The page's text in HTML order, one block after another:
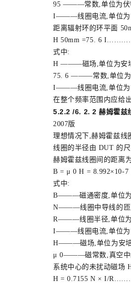
95 ———常数,单位为伏特
I———线圈电流,单位为
距离辐射环的环平面
H 50mm =75. 6
式中:
H ———磁场,单位为安培
75. 6 ———常数,单位为
I———线圈电流,单位为
在整个频率范围内应给出
5.2.2 /6. 2. 2 赫姆霍兹
2007版
理想情况下,赫姆霍兹线圈
线圈的半径由 DUT 的尺寸
赫姆霍兹线圈间的距离为
B = μ 0 H =
式中:
B———磁通密度,单位为
N———线圈中导线的匝
R———线圈半径,单位为
I———线圈电流,单位为
H———磁场,单位为安培
μ 0———磁常数,真空中的
系统中心的未扰动磁场
H = 0.7155 N × I/